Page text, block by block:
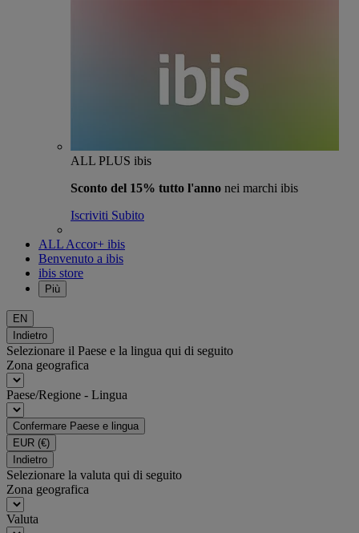
ALL PLUS ibis
Sconto del 15% tutto l'anno nei marchi ibis
Iscriviti Subito
ALL Accor+ ibis
Benvenuto a ibis
ibis store
Più
EN
Indietro
Selezionare il Paese e la lingua qui di seguito
Zona geografica
Paese/Regione - Lingua
Confermare Paese e lingua
EUR (€)
Indietro
Selezionare la valuta qui di seguito
Zona geografica
Valuta